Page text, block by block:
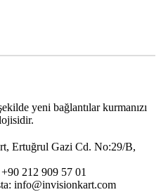
yeni bağlantılar kurmanızı
Ertuğrul Gazi Cd. No:29/B,
212 909 57 01
info@invisionkart.com